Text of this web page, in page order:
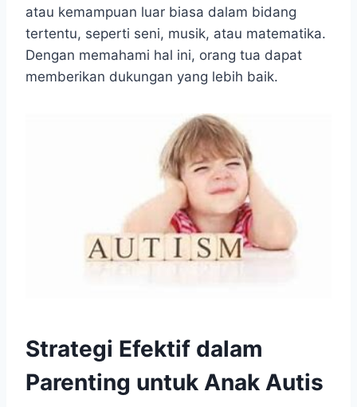
atau kemampuan luar biasa dalam bidang
tertentu, seperti seni, musik, atau matematika.
Dengan memahami hal ini, orang tua dapat
memberikan dukungan yang lebih baik.
Strategi Efektif dalam
Parenting untuk Anak Autis